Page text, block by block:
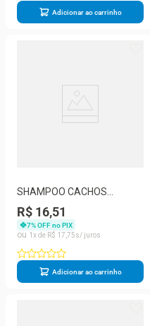
Adicionar ao carrinho
SHAMPOO CACHOS
UMIDILIZ KIDS MELANCIA
300ML
R$ 16,51
7% OFF no PIX
1
R$ 17 75
Adicionar ao carrinho